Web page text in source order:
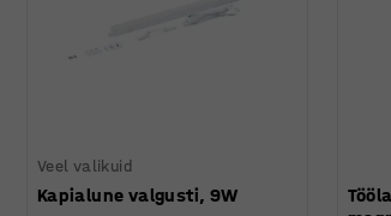
Veel valikuid
Kapialune valgusti, 9W